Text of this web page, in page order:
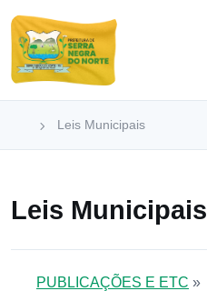
Leis Municipais
Leis Municipais
PUBLICAÇÕES E ETC »